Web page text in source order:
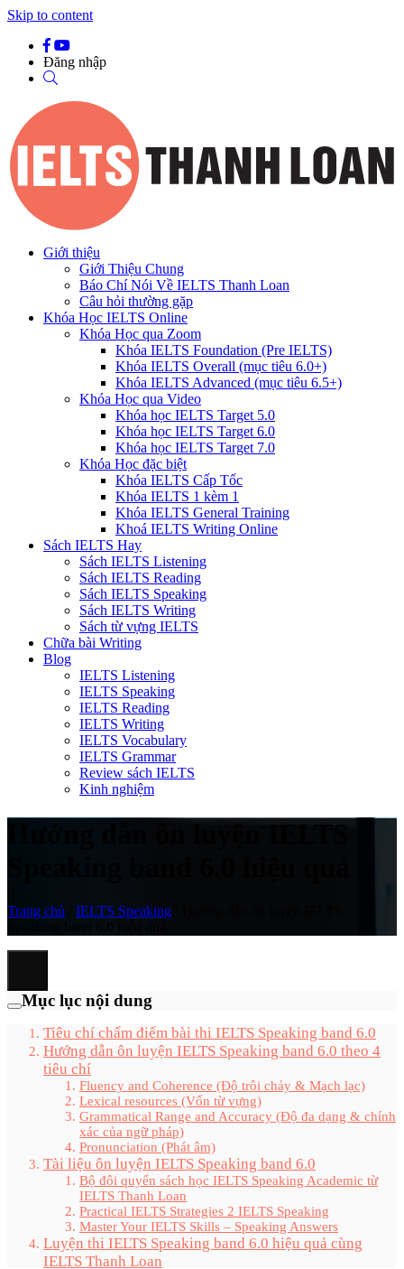
Skip to content
Đăng nhập
Giới thiệu
Giới Thiệu Chung
Báo Chí Nói Về IELTS Thanh Loan
Câu hỏi thường gặp
Khóa Học IELTS Online
Khóa Học qua Zoom
Khóa IELTS Foundation (Pre IELTS)
Khóa IELTS Overall (mục tiêu 6.0+)
Khóa IELTS Advanced (mục tiêu 6.5+)
Khóa Học qua Video
Khóa học IELTS Target 5.0
Khóa học IELTS Target 6.0
Khóa học IELTS Target 7.0
Khóa Học đặc biệt
Khóa IELTS Cấp Tốc
Khóa IELTS 1 kèm 1
Khóa IELTS General Training
Khoá IELTS Writing Online
Sách IELTS Hay
Sách IELTS Listening
Sách IELTS Reading
Sách IELTS Speaking
Sách IELTS Writing
Sách từ vựng IELTS
Chữa bài Writing
Blog
IELTS Listening
IELTS Speaking
IELTS Reading
IELTS Writing
IELTS Vocabulary
IELTS Grammar
Review sách IELTS
Kinh nghiệm
Hướng dẫn ôn luyện IELTS
Trang chủ IELTS Speaking
Mục lục nội dung
Tiêu chí chấm điểm bài thi IELTS Speaking band 6.0
Hướng dẫn ôn luyện IELTS Speaking band 6.0 theo 4
tiêu chí
Fluency and Coherence (Độ trôi chảy & Mạch lạc)
Lexical resources (Vốn từ vựng)
Grammatical Range and Accuracy (Độ đa dạng & chính
xác của ngữ pháp)
Pronunciation (Phát âm)
Tài liệu ôn luyện IELTS Speaking band 6.0
Bộ đôi quyển sách học IELTS Speaking Academic từ
IELTS Thanh Loan
Practical IELTS Strategies 2 IELTS Speaking
Master Your IELTS Skills – Speaking Answers
Luyện thi IELTS Speaking band 6.0 hiệu quả cùng
IELTS Thanh Loan